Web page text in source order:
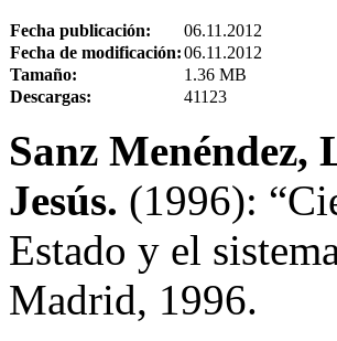
Fecha publicación:
06.11.2012
Fecha de modificación:06.11.2012
Tamaño:
1.36 MB
Descargas:
41123
Sanz Menéndez,
Jesús. (1996):
Estado y el
Madrid, 1996.